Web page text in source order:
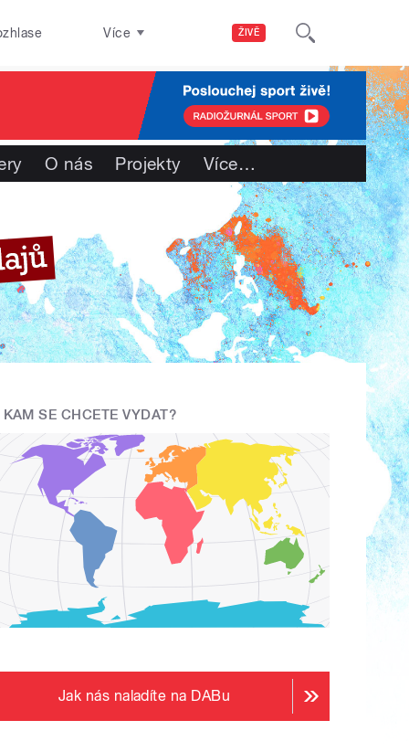
ŽIVĚ
Více
O nás Projekty Více…
KAM SE CHCETE VYDAT?
Jak nás naladíte na DABu